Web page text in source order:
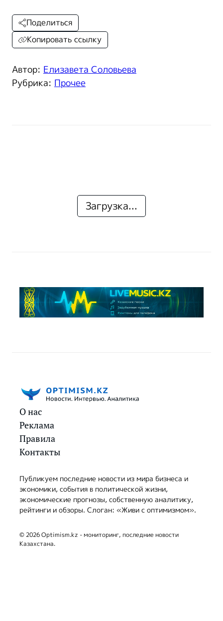
Автор: Елизавета Соловьева
Рубрика: Прочее
Поделиться
Копировать ссылку
Загрузка...
О нас
Реклама
Правила
Контакты
Публикуем последние новости из мира бизнеса и
экономики, события в политической жизни,
экономические прогнозы, собственную аналитику,
рейтинги и обзоры. Слоган: «Живи с оптимизмом».
© 2026 Optimism.kz - мониторинг, последние новости
Казахстана.